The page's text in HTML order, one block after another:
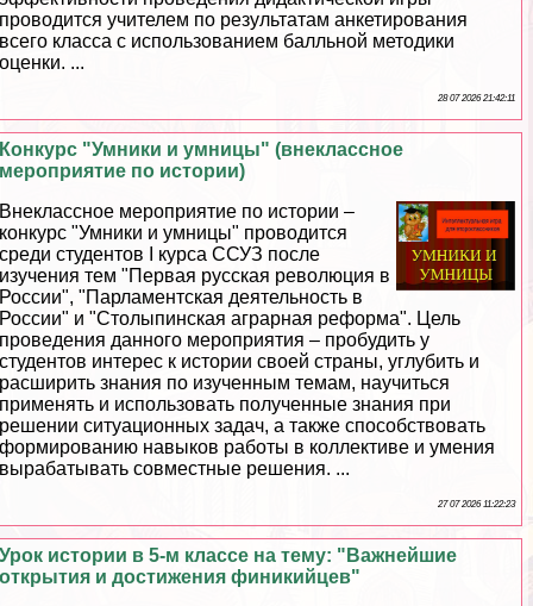
проводится учителем по результатам анкетирования
всего класса с использованием балльной методики
оценки. ...
28 07 2026 21:42:11
Конкурс "Умники и умницы" (внеклассное
мероприятие по истории)
Внеклассное мероприятие по истории –
конкурс "Умники и умницы" проводится
среди студентов I курса ССУЗ после
изучения тем "Первая русская революция в
России", "Парламентская деятельность в
России" и "Столыпинская аграрная реформа". Цель
проведения данного мероприятия – пробудить у
студентов интерес к истории своей страны, углубить и
расширить знания по изученным темам, научиться
применять и использовать полученные знания при
решении ситуационных задач, а также способствовать
формированию навыков работы в коллективе и умения
выpaбатывать совместные решения. ...
27 07 2026 11:22:23
Урок истории в 5-м классе на тему: "Важнейшие
открытия и достижения финикийцев"